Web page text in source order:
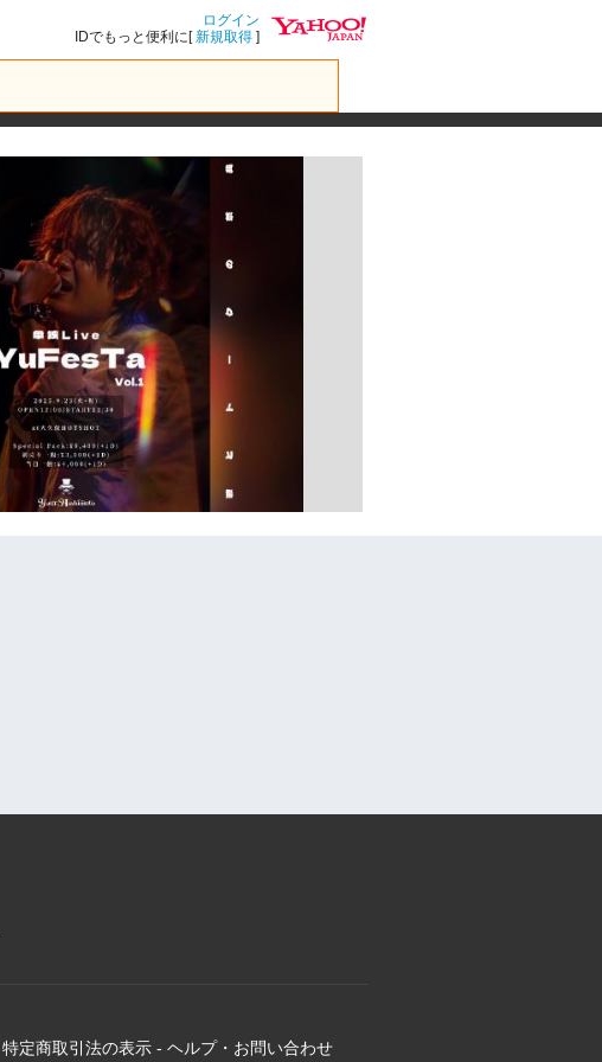
ログイン
IDでもっと便利に[新規取得 ]
特定商取引法の表示 - ヘルプ・お問い合わせ